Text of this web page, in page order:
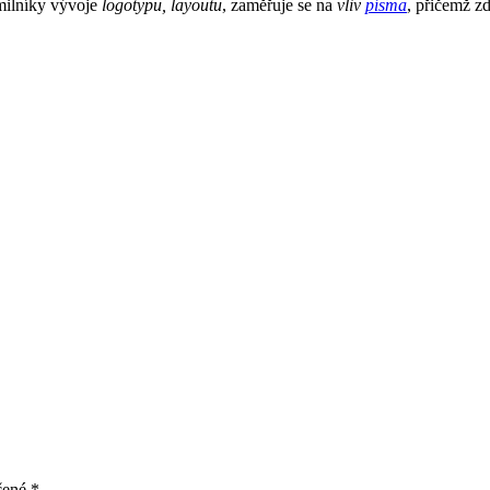
vývoje logotypu, layoutu, zaměřuje se na vliv písma, přičemž